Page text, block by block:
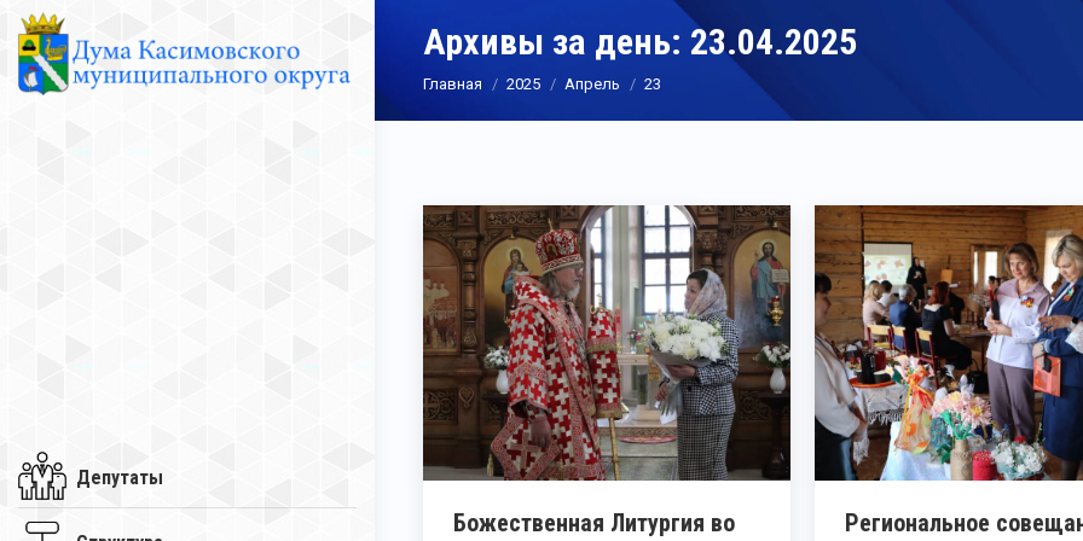
Депутаты
Архивы за день: 23.04.2025
Вы здесь:
Главная 2025 Апрель 23
Божественная Литургия во Региональное